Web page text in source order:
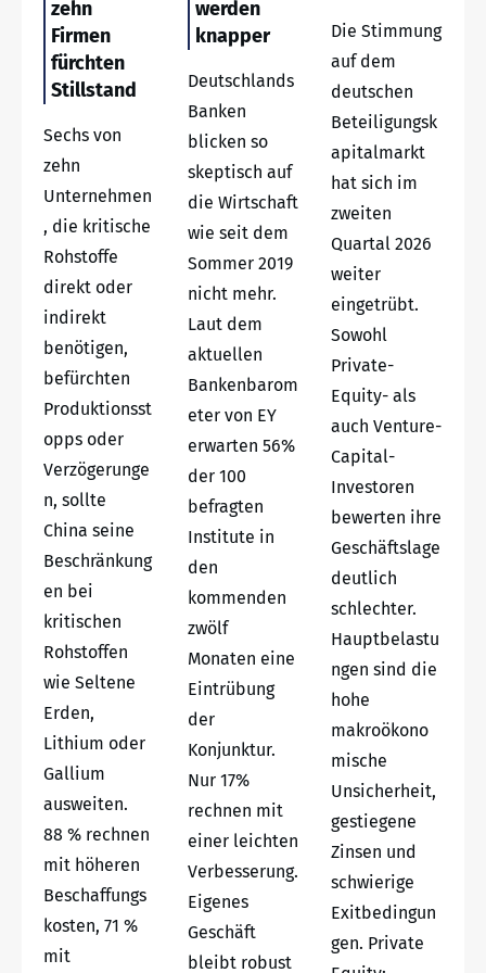
zehn
Firmen
fürchten
Stillstand
Sechs von
zehn
Unternehmen
, die kritische
Rohstoffe
direkt oder
indirekt
benötigen,
befürchten
Produktionsst
opps oder
Verzögerunge
n, sollte
China seine
Beschränkung
en bei
kritischen
Rohstoffen
wie Seltene
Erden,
Lithium oder
Gallium
ausweiten.
88 % rechnen
mit höheren
Beschaffungs
kosten, 71 %
mit
werden
knapper
Deutschlands
Banken
blicken so
skeptisch auf
die Wirtschaft
wie seit dem
Sommer 2019
nicht mehr.
Laut dem
aktuellen
Bankenbarom
eter von EY
erwarten 56%
der 100
befragten
Institute in
den
kommenden
zwölf
Monaten eine
Eintrübung
der
Konjunktur.
Nur 17%
rechnen mit
einer leichten
Verbesserung.
Eigenes
Geschäft
bleibt robust
Die Stimmung
auf dem
deutschen
Beteiligungsk
apitalmarkt
hat sich im
zweiten
Quartal 2026
weiter
eingetrübt.
Sowohl
Private-
Equity- als
auch Venture-
Capital-
Investoren
bewerten ihre
Geschäftslage
deutlich
schlechter.
Hauptbelastu
ngen sind die
hohe
makroökono
mische
Unsicherheit,
gestiegene
Zinsen und
schwierige
Exitbedingun
gen. Private